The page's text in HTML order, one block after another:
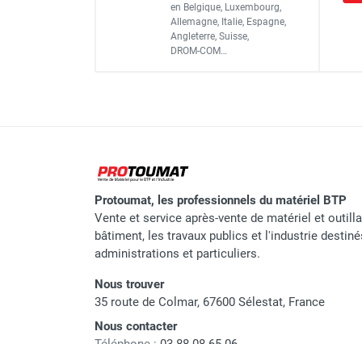
Dimensions extérieures
Nombre de niveaux de plancher
plancher + 4 lisses DÉCLIC)
Poids
Marque
Échafaudage roulant
Échafaudage roulant
en Belgique, Luxembourg,
Allemagne, Italie, Espagne,
Angleterre, Suisse,
DROM-COM…
Protoumat, les professionnels du matériel BTP
Vente et service après-vente de matériel et
bâtiment, les travaux publics et l'industrie
administrations et particuliers.
Nous trouver
35 route de Colmar, 67600 Sélestat, France
Nous contacter